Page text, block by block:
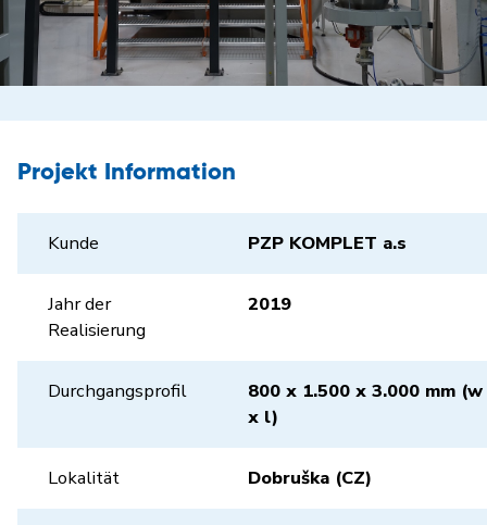
Projekt Information
Kunde PZP KOMPLET a.s
Jahr der
Realisierung
2019
Durchgangsprofil
800 x 1.500 x 3.000 mm
x l)
Lokalität Dobruška (CZ)